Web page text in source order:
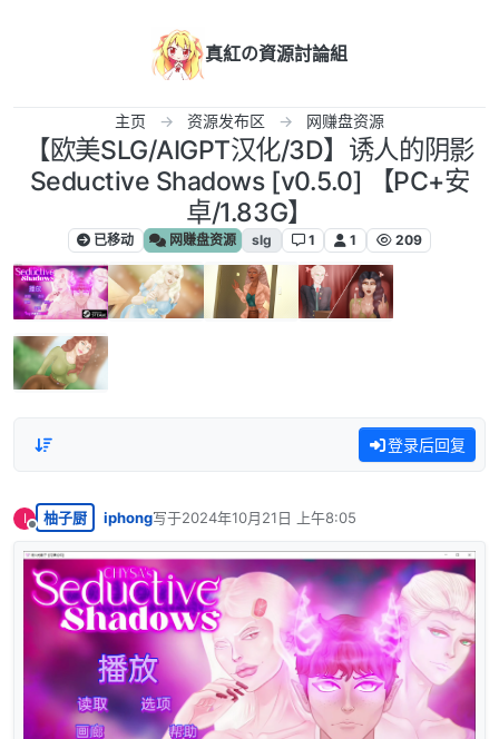
真紅の資源討論組
主页 资源发布区 网赚盘资源
【欧美SLG/AIGPT汉化/3D】诱人的阴影
Seductive Shadows [v0.5.0] 【PC+安
卓/1.83G】
已移动 网赚盘资源 slg 1 1 209
登录后回复
I
离线
柚子厨 iphong写于2024年10月21日 上午8:05
最后由 编辑